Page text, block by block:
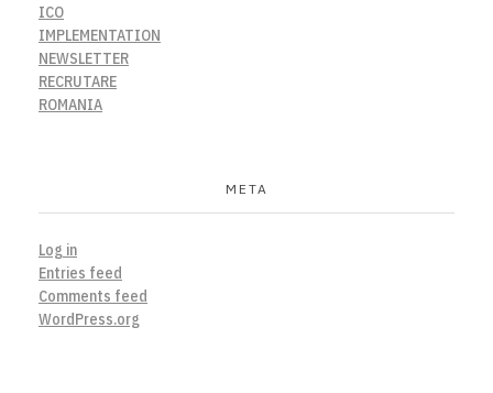
ICO
IMPLEMENTATION
NEWSLETTER
RECRUTARE
ROMANIA
META
Log in
Entries feed
Comments feed
WordPress.org